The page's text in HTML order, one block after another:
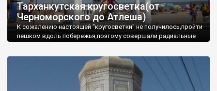
Тарханкутская кругосветка(от
Черноморского до Атлеша)
К сожалению настоящей "кругосветки" не получилось,пройти
пешком вдоль побережья,поэтому совершали радиальные